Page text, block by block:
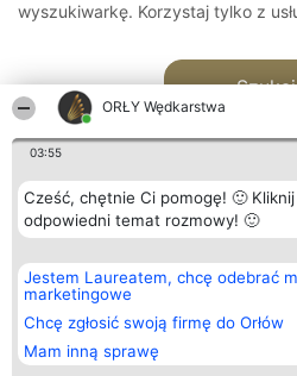
ORŁY Wędkarstwa
03:55
Cześć, chętnie Ci pomogę! 🙂
odpowiedni temat rozmowy! 🙂
Jestem Laureatem, chcę odebrać
marketingowe
Chcę zgłosić swoją firmę do Orłów
Mam inną sprawę
wyszukiwarkę. Korzystaj tylko z
Szukaj
Organizator plebiscytu
Bright Side Solutions sp. z o.
o. sp. k.
ul. Ruska 22
Wrocław 50-079
KRS 0000749100 | Regon
381313360 | NIP 8943132676
Plebiscyt
Laureaci
wszystkich
Laureatów
Regulamin